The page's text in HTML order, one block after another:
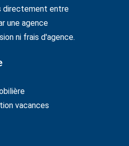
directement entre
une agence
ni frais d'agence.
vacances